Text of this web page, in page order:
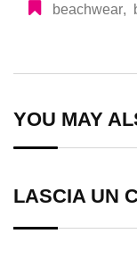
beachwear,
YOU MAY
LASCIA UN